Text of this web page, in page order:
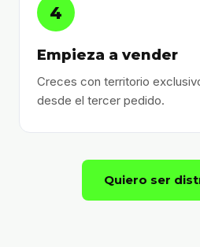
4
Empieza a vender
Creces con territorio
desde el tercer pedido.
Quiero ser